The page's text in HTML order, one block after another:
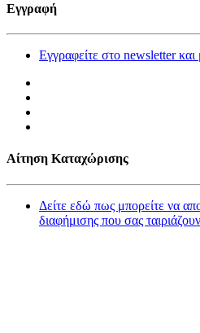
Εγγραφή
Εγγραφείτε στο newsletter και
Αίτηση Καταχώρισης
Δείτε εδώ πως μπορείτε να
διαφήμισης που σας ταιριάζουν